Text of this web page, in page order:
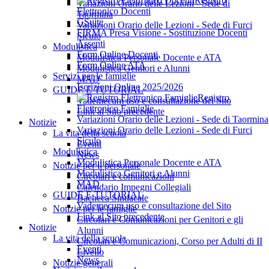
Elettronico Docenti
GSuite
FIRMA Presa Visione - Sostituzione Docenti
Assenti
Form Online Docenti
Form Online ATA
Servizi per le famiglie
Iscrizioni Online 2025/2026
Registro
Elettronico Famiglie
Variazioni Orario delle Lezioni - Sede di Taormina
Variazioni Orario delle Lezioni - Sede di Furci
Siculo
Modulistica
Modulistica Personale Docente e ATA
Modulistica Genitori e Alunni
MAD
GUIDE E TUTORIAL
Vademecum uso e consultazione del Sito
Link al Sito precedente
Notizie
La vita della scuola
Eventi
News
Variazioni Orario delle Lezioni - Sede di
Taormina
Variazioni Orario delle Lezioni - Sede di Furci
Siculo
Modulistica
Modulistica Personale Docente e ATA
Modulistica Genitori e Alunni
MAD
GUIDE E TUTORIAL
Vademecum uso e consultazione del Sito
Link al Sito precedente
Notizie
La vita della scuola
Eventi
News
Notizie per il personale
Circolari e comunicazioni
Calendario Impegni Collegiali
Bacheca Sindacale
Notizie per le famiglie
Circolari e Comunicazioni per Genitori e gli
Alunni
Circolari e Comunicazioni, Corso per Adulti di II
Livello
Notizie generali